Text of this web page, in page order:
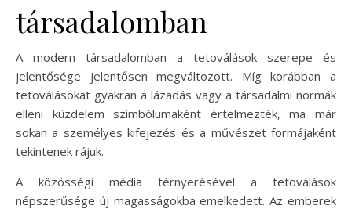
társadalomban
A modern társadalomban a tetoválások szerepe és
jelentősége jelentősen megváltozott. Míg korábban a
tetoválásokat gyakran a lázadás vagy a társadalmi normák
elleni küzdelem szimbólumaként értelmezték, ma már
sokan a személyes kifejezés és a művészet formájaként
tekintenek rájuk.
A közösségi média térnyerésével a tetoválások
népszerűsége új magasságokba emelkedett. Az emberek